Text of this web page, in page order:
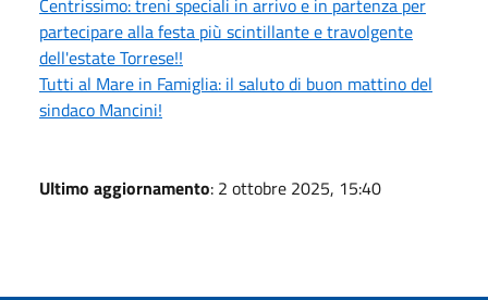
partecipare alla festa più scintillante e travolgente
dell'estate Torrese!!
Tutti al Mare in Famiglia: il saluto di buon mattino del
sindaco Mancini!
Ultimo aggiornamento: 2 ottobre 2025, 15:40